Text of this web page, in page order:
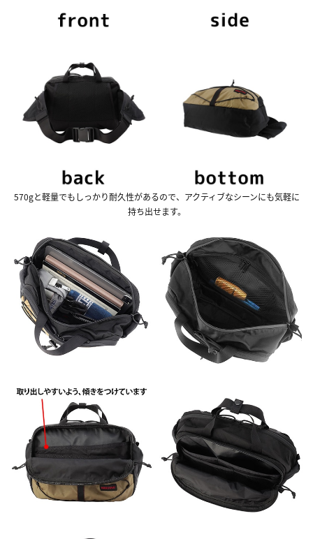
570gと軽量でもしっかり耐久性があるので、アクティブなシーンにも気軽に
持ち出せます。